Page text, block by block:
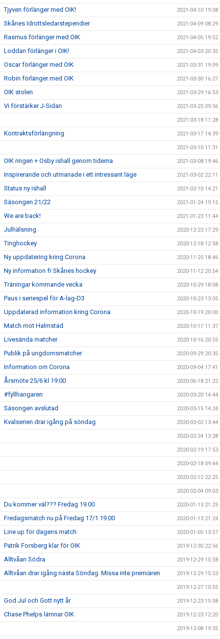
Tjyven förlänger med OIK! 2021-04-10 19:08
Skånes Idrottsledarstependier 2021-04-09 08:29
Rasmus förlänger med OIK 2021-04-05 19:52
Loddan förlänger i OIK! 2021-04-03 20:35
Oscar förlänger med OIK 2021-03-31 19:09
Robin förlänger med OIK 2021-03-30 16:27
OIK stolen 2021-03-29 16:53
Vi förstärker J-Sidan 2021-03-25 09:56
2021-03-18 11:28
Kontraktsförlängning 2021-03-17 14:39
2021-03-10 11:31
OIK ringen + Osby ishall genom tiderna 2021-03-08 19:46
Inspirerande och utmanade i ett intressant läge 2021-03-02 22:11
Status ny ishall 2021-02-10 14:21
Säsongen 21/22 2021-01-24 19:15
We are back! 2021-01-23 11:44
Julhälsning 2020-12-23 17:29
Tinghockey 2020-12-18 12:58
Ny uppdatering kring Corona 2020-11-25 18:46
Ny information fr Skånes hockey 2020-11-12 20:54
Träningar kommande vecka 2020-10-29 18:08
Paus i seriespel för A-lag-D3 2020-10-23 13:05
Uppdaterad information kring Corona 2020-10-19 20:00
Match mot Halmstad 2020-10-17 11:37
Livesända matcher 2020-10-16 20:55
Publik på ungdomsmatcher 2020-09-29 20:35
Information om Corona 2020-09-04 17:41
Årsmöte 25/6 kl 19:00 2020-06-18 21:22
#fyllhangaren 2020-03-20 14:44
Säsongen avslutad 2020-03-15 14:24
Kvalserien drar igång på söndag 2020-03-02 13:44
2020-02-24 13:28
2020-02-19 17:53
2020-02-18 09:44
2020-02-12 22:25
2020-02-04 09:03
Du kommer väl??? Fredag 19.00 2020-01-13 21:25
Fredagsmatch nu på Fredag 17/1 19.00 2020-01-13 21:24
Line up för dagens match 2020-01-05 13:57
Patrik Forsberg klar för OIK 2019-12-30 22:56
Alltvåan Södra 2019-12-29 15:58
Alltvåan drar igång nästa Söndag. Missa inte premiären 2019-12-29 15:53
2019-12-27 10:55
God Jul och Gott nytt år 2019-12-23 15:08
Chase Phelps lämnar OIK 2019-12-23 12:20
2019-12-08 19:35